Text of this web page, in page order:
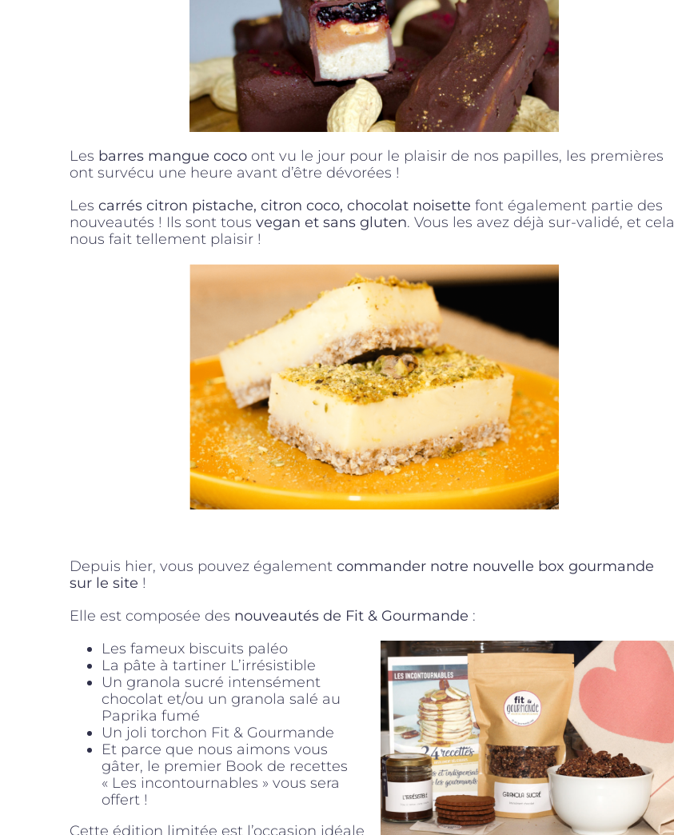
Les barres mangue coco ont vu le jour pour le plaisir de nos papilles, les premières
ont survécu une heure avant d’être dévorées !
Les carrés citron pistache, citron coco, chocolat noisette font également partie des
nouveautés ! Ils sont tous vegan et sans gluten. Vous les avez déjà sur-validé, et cela
nous fait tellement plaisir !
Depuis hier, vous pouvez également commander notre nouvelle box gourmande
sur le site !
Elle est composée des nouveautés de Fit & Gourmande :
Les fameux biscuits paléo
La pâte à tartiner L’irrésistible
Un granola sucré intensément
chocolat et/ou un granola salé au
Paprika fumé
Un joli torchon Fit & Gourmande
Et parce que nous aimons vous
gâter, le premier Book de recettes
« Les incontournables » vous sera
offert !
Cette édition limitée est l’occasion idéale